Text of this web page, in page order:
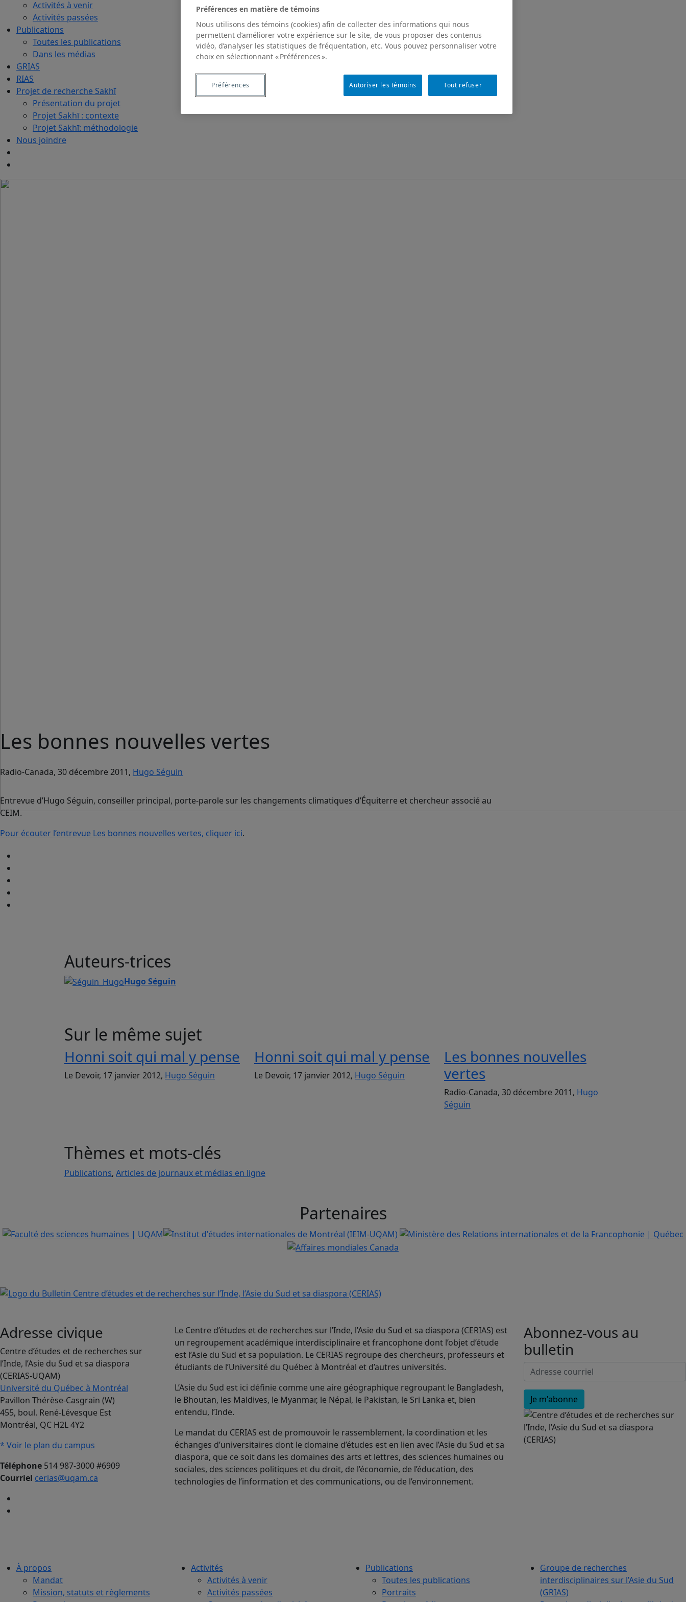
Activités à venir
Activités passées
Publications
Toutes les publications
Dans les médias
GRIAS
RIAS
Projet de recherche Sakhī
Présentation du projet
Projet Sakhī : contexte
Projet Sakhī: méthodologie
Nous joindre
Les bonnes nouvelles vertes
Radio-Canada, 30 décembre 2011, Hugo Séguin
Entrevue d’Hugo Séguin, conseiller principal, porte-parole sur les changements climatiques d’Équiterre et chercheur associé au
CEIM.
Pour écouter l’entrevue Les bonnes nouvelles vertes, cliquer ici.
Auteurs-trices
Hugo Séguin
Sur le même sujet
Honni soit qui mal y pense
Le Devoir, 17 janvier 2012, Hugo Séguin
Honni soit qui mal y pense
Le Devoir, 17 janvier 2012, Hugo Séguin
Les bonnes nouvelles
vertes
Radio-Canada, 30 décembre 2011, Hugo
Séguin
Thèmes et mots-clés
Publications, Articles de journaux et médias en ligne
Partenaires
Adresse civique
Centre d’études et de recherches sur
l’Inde, l’Asie du Sud et sa diaspora
(CERIAS-UQAM)
Université du Québec à Montréal
Pavillon Thérèse-Casgrain (W)
455, boul. René-Lévesque Est
Montréal, QC H2L 4Y2
* Voir le plan du campus
Téléphone 514 987-3000 #6909
Courriel cerias@uqam.ca
Le Centre d’études et de recherches sur l’Inde, l’Asie du Sud et sa diaspora (CERIAS) est
un regroupement académique interdisciplinaire et francophone dont l’objet d’étude
est l’Asie du Sud et sa population. Le CERIAS regroupe des chercheurs, professeurs et
étudiants de l’Université du Québec à Montréal et d’autres universités.
L’Asie du Sud est ici définie comme une aire géographique regroupant le Bangladesh,
le Bhoutan, les Maldives, le Myanmar, le Népal, le Pakistan, le Sri Lanka et, bien
entendu, l’Inde.
Le mandat du CERIAS est de promouvoir le rassemblement, la coordination et les
échanges d’universitaires dont le domaine d’études est en lien avec l’Asie du Sud et sa
diaspora, que ce soit dans les domaines des arts et lettres, des sciences humaines ou
sociales, des sciences politiques et du droit, de l’économie, de l’éducation, des
technologies de l’information et des communications, ou de l’environnement.
Abonnez-vous au
bulletin
À propos
Mandat
Mission, statuts et règlements
Activités
Activités à venir
Activités passées
Publications
Toutes les publications
Portraits
Groupe de recherches
interdisciplinaires sur l’Asie du Sud
(GRIAS)
Préférences en matière de témoins
Nous utilisons des témoins (cookies) afin de collecter des informations qui nous
permettent d’améliorer votre expérience sur le site, de vous proposer des contenus
vidéo, d’analyser les statistiques de fréquentation, etc. Vous pouvez personnaliser votre
choix en sélectionnant « Préférences ».
Tout refuser
Autoriser les témoins
Préférences